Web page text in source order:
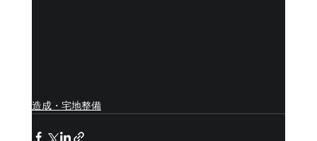
造成・宅地整備